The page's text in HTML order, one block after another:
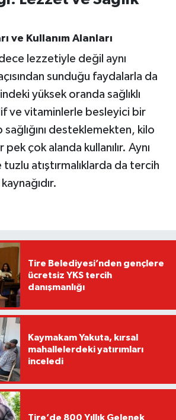
ve Kullanım Alanları
lezzetiyle değil aynı
sunduğu faydalarla da
yüksek oranda sağlıklı
ve vitaminlerle besleyici bir
sağlığını desteklemekten, kilo
çok alanda kullanılır. Aynı
atıştırmalıklarda da tercih
Tire Belediyesi’nden gençlere
ücretsiz YKS tercih
danışmanlığı
Kaymakam Yakuta, kırsal
mahallelerdeki yatırımları
inceledi
Tire’de 800 Yıllık Gelenek